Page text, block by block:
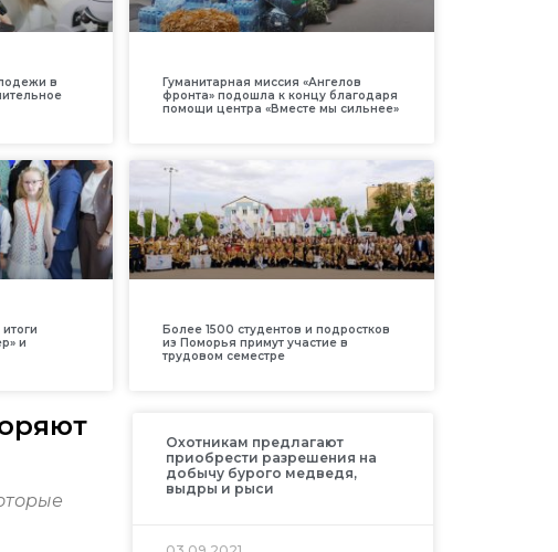
в
Гуманитарная миссия «Ангелов
фронта» подошла к концу благодаря
помощи центра «Вместе мы сильнее»
и
Более 1500 студентов и подростков
из Поморья примут участие в
трудовом семестре
Охотникам предлагают
приобрести разрешения на
добычу бурого медведя,
выдры и рыси